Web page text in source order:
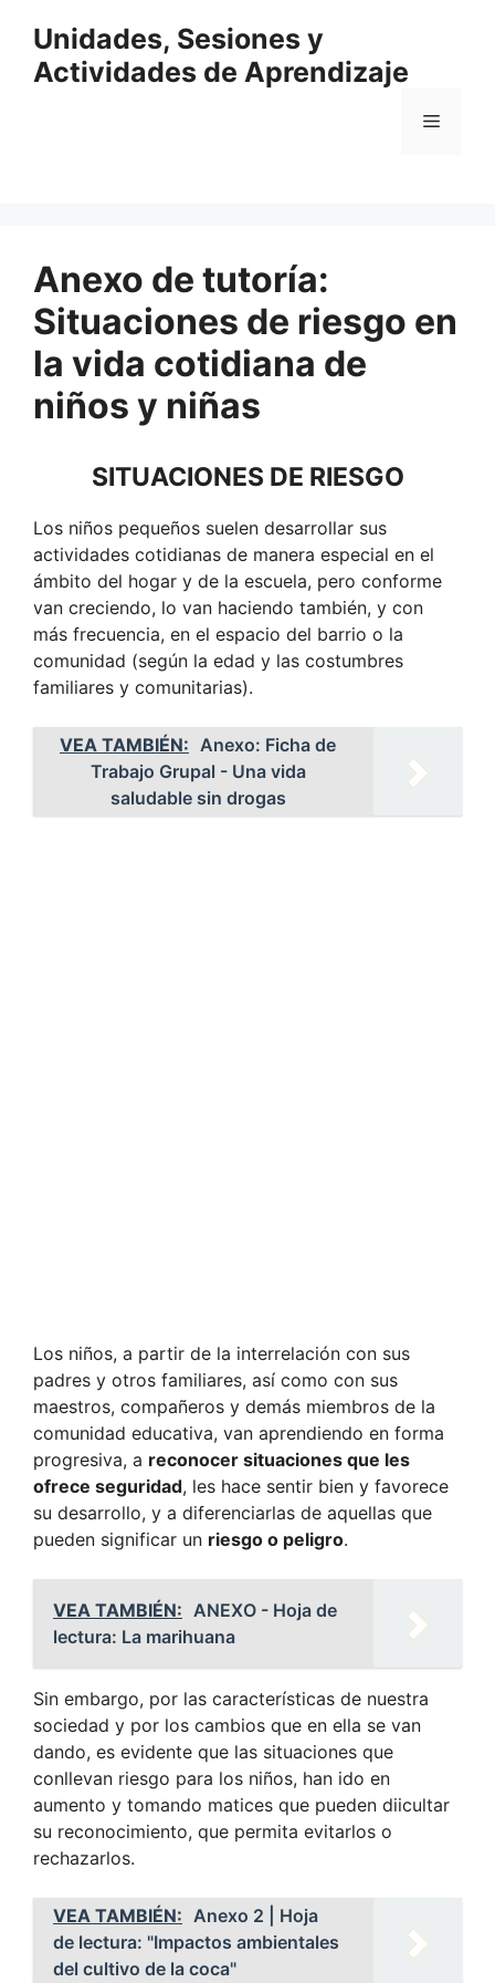
contenido
Unidades, Sesiones y
Actividades de Aprendizaje
Menú
Anexo de tutoría:
Situaciones de riesgo en
la vida cotidiana de
niños y niñas
SITUACIONES DE RIESGO
Los niños pequeños suelen desarrollar sus
actividades cotidianas de manera especial en el
ámbito del hogar y de la escuela, pero conforme
van creciendo, lo van haciendo también, y con
más frecuencia, en el espacio del barrio o la
comunidad (según la edad y las costumbres
familiares y comunitarias).
VEA TAMBIÉN: Anexo: Ficha de
Trabajo Grupal - Una vida
saludable sin drogas
Los niños, a partir de la interrelación con sus
padres y otros familiares, así como con sus
maestros, compañeros y demás miembros de la
comunidad educativa, van aprendiendo en forma
progresiva, a reconocer situaciones que les
ofrece seguridad, les hace sentir bien y favorece
su desarrollo, y a diferenciarlas de aquellas que
pueden significar un riesgo o peligro.
VEA TAMBIÉN: ANEXO - Hoja de
lectura: La marihuana
Sin embargo, por las características de nuestra
sociedad y por los cambios que en ella se van
dando, es evidente que las situaciones que
conllevan riesgo para los niños, han ido en
aumento y tomando matices que pueden diicultar
su reconocimiento, que permita evitarlos o
rechazarlos.
VEA TAMBIÉN: Anexo 2 | Hoja
de lectura: "Impactos ambientales
del cultivo de la coca"